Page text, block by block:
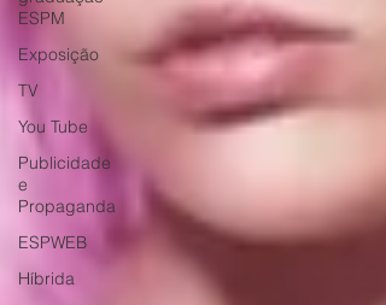
ESPM
Exposição
TV
You Tube
Publicidade
e
Propaganda
ESPWEB
Híbrida